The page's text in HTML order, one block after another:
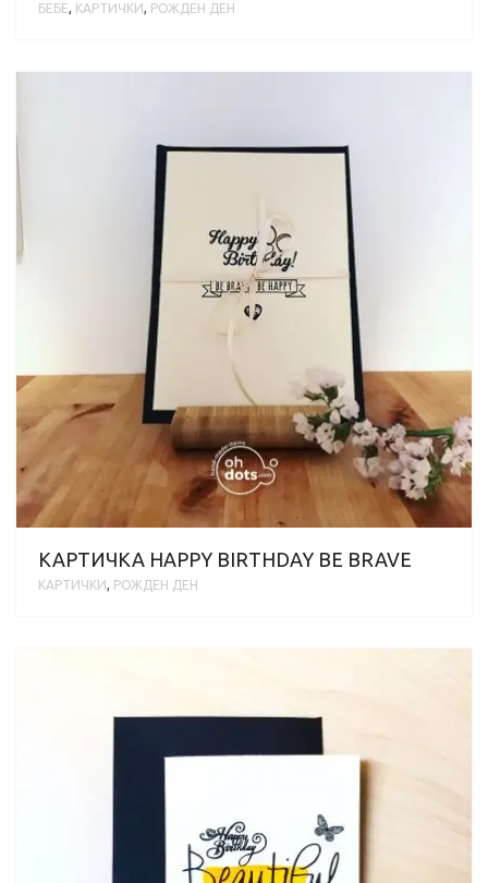
БЕБЕ, КАРТИЧКИ, РОЖДЕН ДЕН
КАРТИЧКА HAPPY BIRTHDAY BE BRAVE
КАРТИЧКИ, РОЖДЕН ДЕН